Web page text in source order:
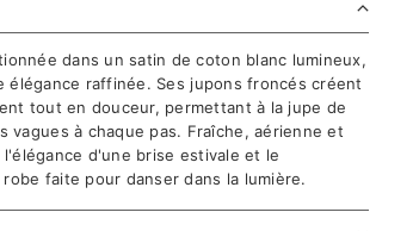
dans un satin de coton blanc lumineux,
élégance raffinée. Ses jupons froncés créent
tout en douceur, permettant à la jupe de
vagues à chaque pas. Fraîche, aérienne et
d'une brise estivale et le
faite pour danser dans la lumière.